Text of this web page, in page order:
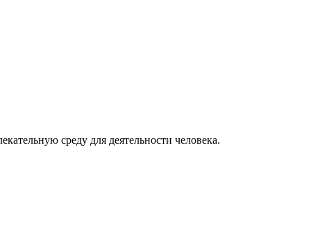
среду для деятельности человека.